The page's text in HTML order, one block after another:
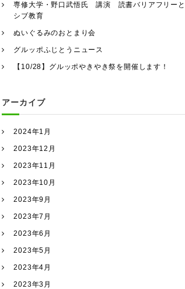
専修大学・野口武悟氏 講演 読書バリアフリーと
シブ教育
ぬいぐるみのおとまり会
グルッポふじとうニュース
【10/28】グルッポやきやき祭を開催します！
アーカイブ
2024年1月
2023年12月
2023年11月
2023年10月
2023年9月
2023年7月
2023年6月
2023年5月
2023年4月
2023年3月